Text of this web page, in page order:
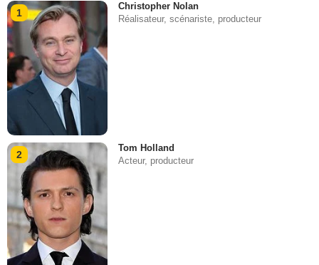
1
Christopher Nolan
Réalisateur, scénariste, producteur
2
Tom Holland
Acteur, producteur